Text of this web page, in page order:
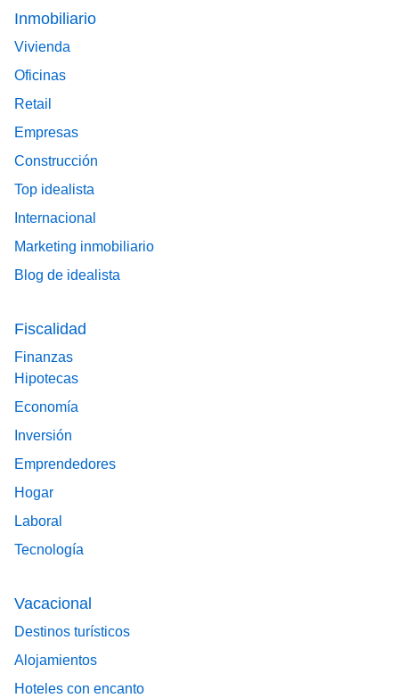
Footer main menu
Inmobiliario
Vivienda
Oficinas
Retail
Empresas
Construcción
Top idealista
Internacional
Marketing inmobiliario
Blog de idealista
Fiscalidad
Finanzas
Hipotecas
Economía
Inversión
Emprendedores
Hogar
Laboral
Tecnología
Vacacional
Destinos turísticos
Alojamientos
Hoteles con encanto